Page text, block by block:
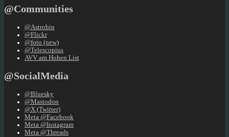
@Communities
@Astrobin
@Flickr
@foto (new)
@Telescopius
AVV am Hohen List
@SocialMedia
@Bluesky
@Mastodon
@X (Twitter)
Meta @Facebook
Meta @Instagram
Meta @Threads